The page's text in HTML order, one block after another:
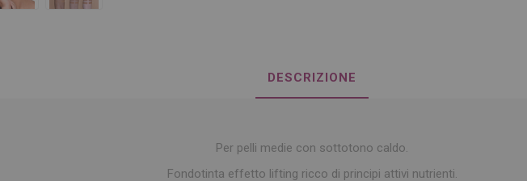
DESCRIZIONE
Per pelli medie con sottotono caldo.
Fondotinta effetto lifting ricco di principi attivi nutrienti.